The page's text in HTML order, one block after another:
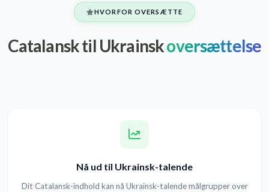
HVORFOR OVERSÆTTE
Catalansk til Ukrainskoversættelse
Nå ud til Ukrainsk-talende
Dit Catalansk-indhold kan nå Ukrainsk-talende målgrupper over